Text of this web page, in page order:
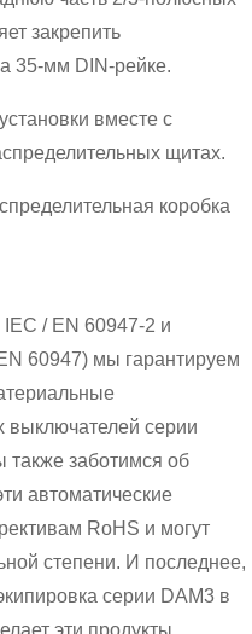
закрепить
35-мм DIN-рейке.
вместе с
щитах.
коробка
IEC / EN 60947-2 и
60947) мы гарантируем
выключателей серии
заботимся об
автоматические
RoHS и могут
степени. И последнее,
серии DAM3 в
эти продукты